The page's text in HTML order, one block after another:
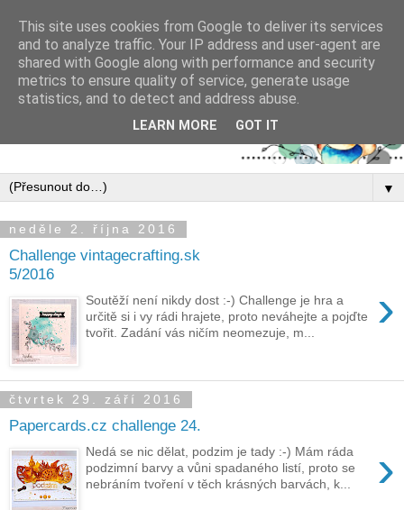
▼
neděle 2. října 2016
Challenge vintagecrafting.sk
5/2016
›
Soutěží není nikdy dost :-) Challenge je hra a
určitě si i vy rádi hrajete, proto neváhejte a pojďte
tvořit. Zadání vás ničím neomezuje, m...
čtvrtek 29. září 2016
Papercards.cz challenge 24.
›
Nedá se nic dělat, podzim je tady :-) Mám ráda
podzimní barvy a vůni spadaného listí, proto se
nebráním tvoření v těch krásných barvách, k...
This site uses cookies from Google to deliver its services
and to analyze traffic. Your IP address and user-agent are
shared with Google along with performance and security
metrics to ensure quality of service, generate usage
statistics, and to detect and address abuse.
LEARN MORE GOT IT